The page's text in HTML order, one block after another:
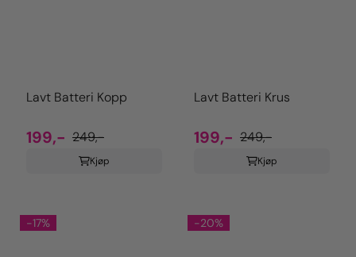
Lavt Batteri Kopp
199,- 249,-
Kjøp
Lavt Batteri Krus
199,- 249,-
Kjøp
-17% -20%